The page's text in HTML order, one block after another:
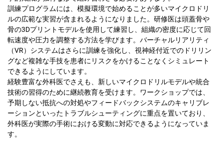
訓練プログラムには、模擬環境で始めることが多いマイクロドリ
ルの広範な実習が含まれるようになりました。研修医は頭蓋骨や
骨の3Dプリントモデルを使用して練習し、組織の密度に応じて回
転速度や圧力を調整する方法を学びます。バーチャルリアリティ
（VR）システムはさらに訓練を強化し、視神経付近でのドリリン
グなど複雑な手技を患者にリスクをかけることなくシミュレート
できるようにしています。
経験豊富な外科医でさえも、新しいマイクロドリルモデルや統合
技術の習得のために継続教育を受けます。ワークショップでは、
予期しない抵抗への対処やフィードバックシステムのキャリブレ
ーションといったトラブルシューティングに重点を置いており、
外科医が実際の手術における変動に対応できるようになっていま
す。